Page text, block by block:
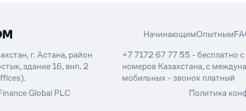
НачинающимОпытным
г. Астана, район
здание 16, внп. 2
+7 7172 67 77 55 - бесплатно с
номеров Казахстана, с
мобильных - звонок платный
Global PLC
Политика